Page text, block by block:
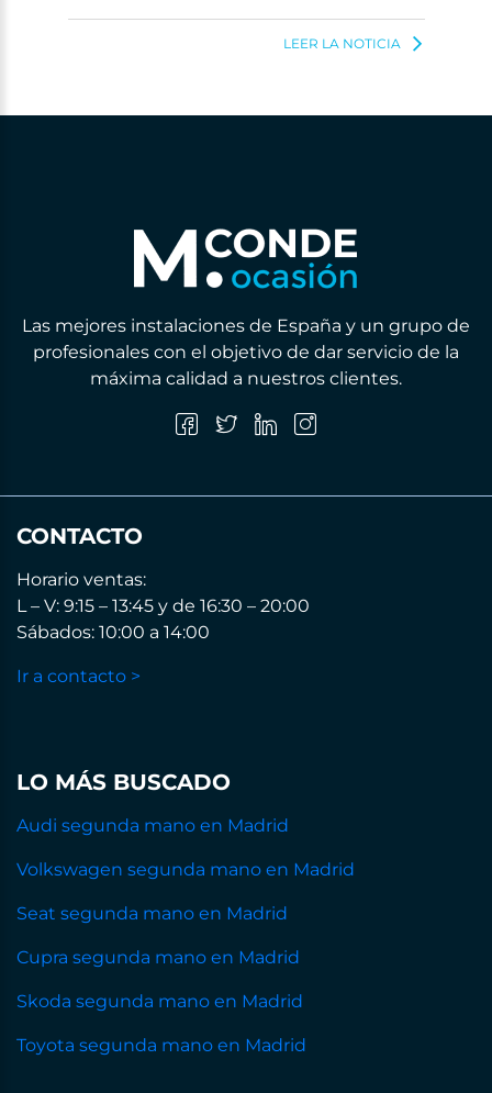
LEER LA NOTICIA
Las mejores instalaciones de España y un grupo de
profesionales con el objetivo de dar servicio de la
máxima calidad a nuestros clientes.
CONTACTO
Horario ventas:
L – V: 9:15 – 13:45 y de 16:30 – 20:00
Sábados: 10:00 a 14:00
Ir a contacto >
LO MÁS BUSCADO
Audi segunda mano en Madrid
Volkswagen segunda mano en Madrid
Seat segunda mano en Madrid
Cupra segunda mano en Madrid
Skoda segunda mano en Madrid
Toyota segunda mano en Madrid